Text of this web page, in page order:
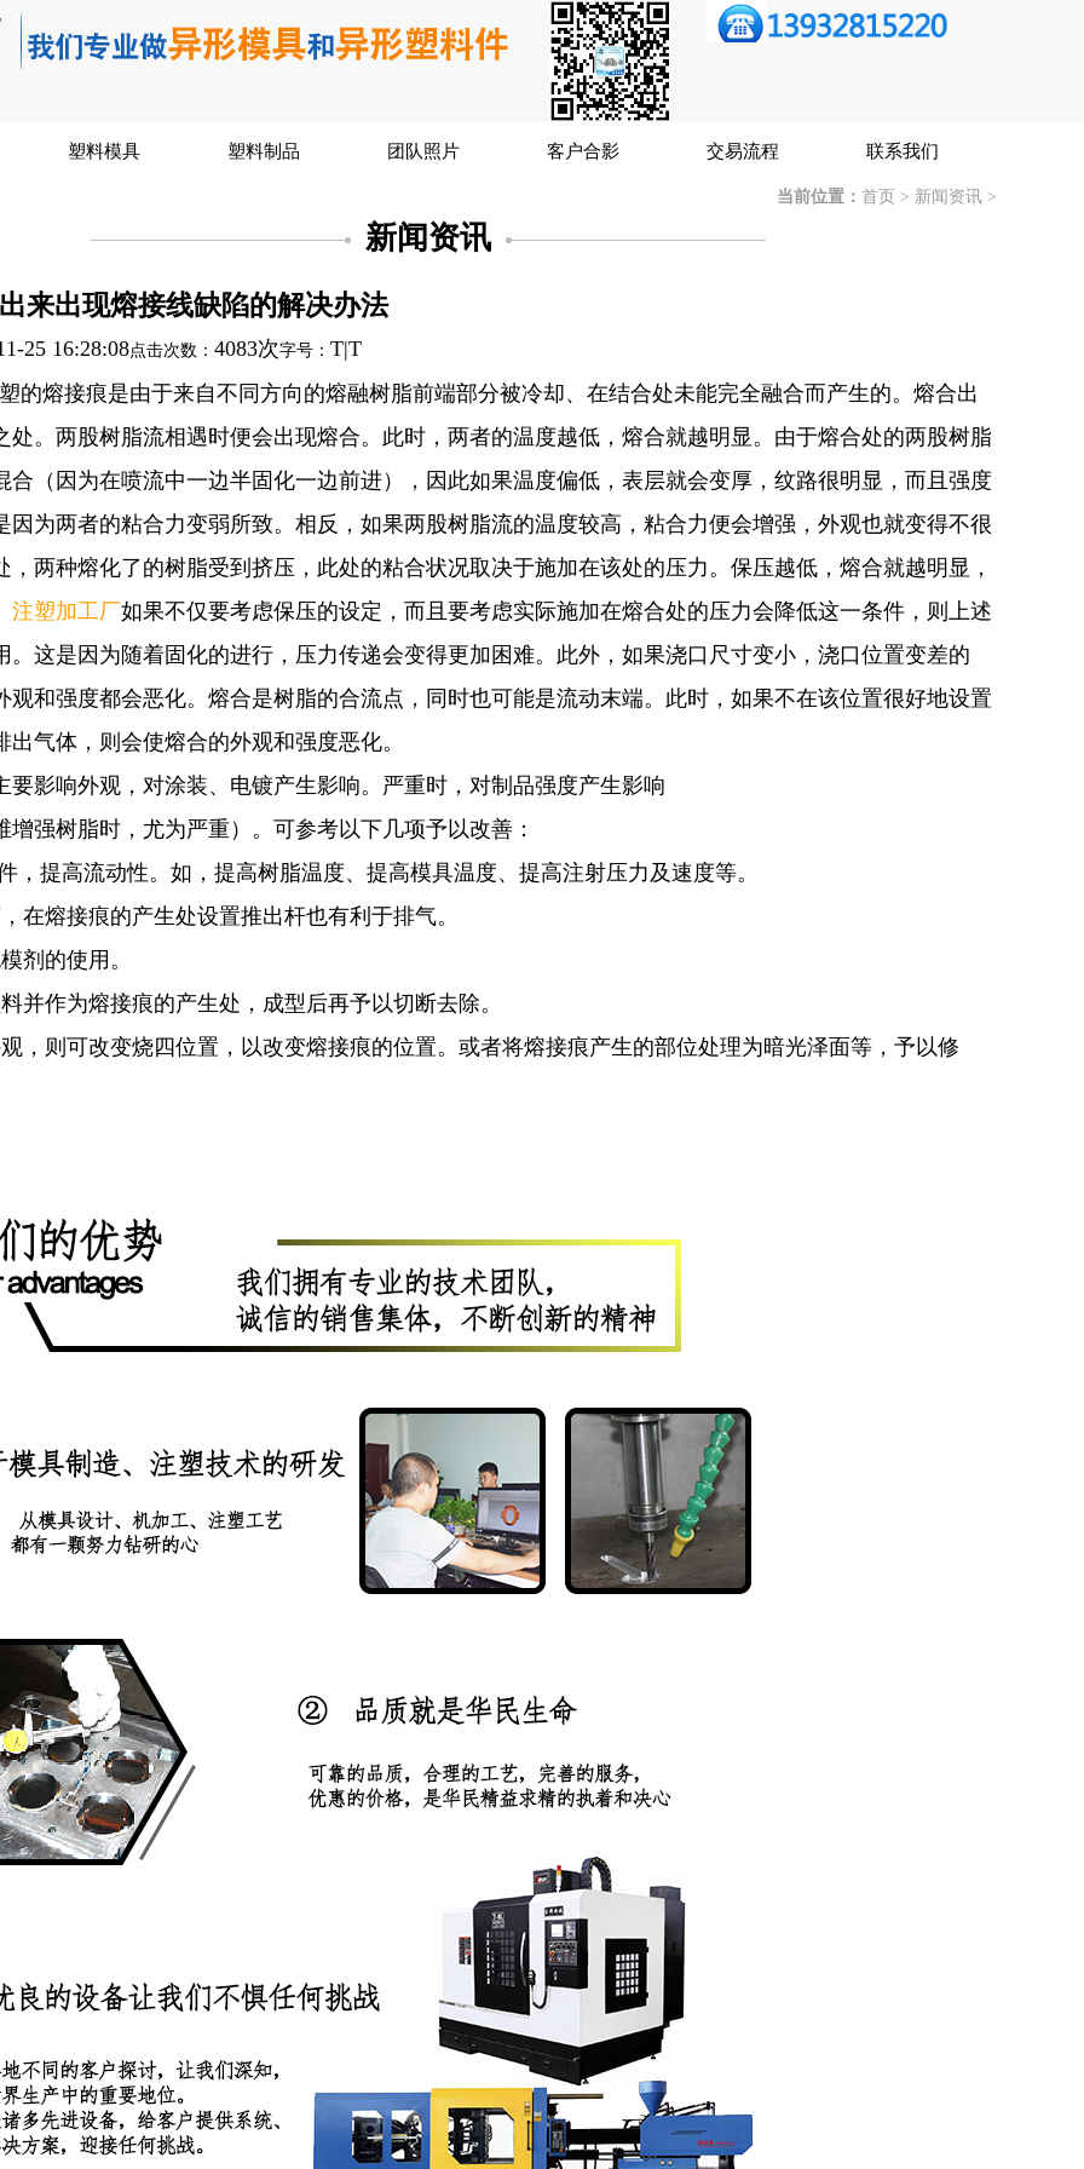
塑料模具 塑料制品 团队照片 客户合影 交易流程 联系我们
当前位置： 首页 > 新闻资讯 >
新闻资讯
来出现熔接线缺陷的解决办法
25 16:28:08点击次数： 4083次字号： T|T
的熔接痕是由于来自不同方向的熔融树脂前端部分被冷却、在结合处未能完全融合而产生的。熔合出
处。两股树脂流相遇时便会出现熔合。此时，两者的温度越低，熔合就越明显。由于熔合处的两股树脂
合（因为在喷流中一边半固化一边前进），因此如果温度偏低，表层就会变厚，纹路很明显，而且强度
因为两者的粘合力变弱所致。相反，如果两股树脂流的温度较高，粘合力便会增强，外观也就变得不很
，两种熔化了的树脂受到挤压，此处的粘合状况取决于施加在该处的压力。保压越低，熔合就越明显，
注塑加工厂如果不仅要考虑保压的设定，而且要考虑实际施加在熔合处的压力会降低这一条件，则上述
。这是因为随着固化的进行，压力传递会变得更加困难。此外，如果浇口尺寸变小，浇口位置变差的
观和强度都会恶化。熔合是树脂的合流点，同时也可能是流动末端。此时，如果不在该位置很好地设置
出气体，则会使熔合的外观和强度恶化。
要影响外观，对涂装、电镀产生影响。严重时，对制品强度产生影响
增强树脂时，尤为严重）。可参考以下几项予以改善：
，提高流动性。如，提高树脂温度、提高模具温度、提高注射压力及速度等。
在熔接痕的产生处设置推出杆也有利于排气。
剂的使用。
并作为熔接痕的产生处，成型后再予以切断去除。
，则可改变烧四位置，以改变熔接痕的位置。或者将熔接痕产生的部位处理为暗光泽面等，予以修